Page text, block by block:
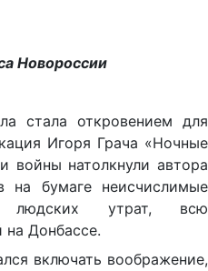
Новороссии
стала откровением для
Игоря Грача «Ночные
войны натолкнули автора
на бумаге неисчислимые
утрат, всю
на Донбассе.
включать воображение,